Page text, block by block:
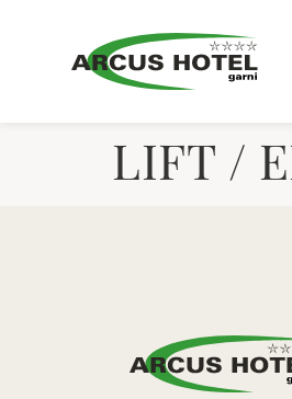
LIFT /